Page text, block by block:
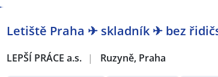
Letiště Praha ✈ skladník ✈ bez
LEPŠÍ PRÁCE a.s. | Ruzyně, Praha